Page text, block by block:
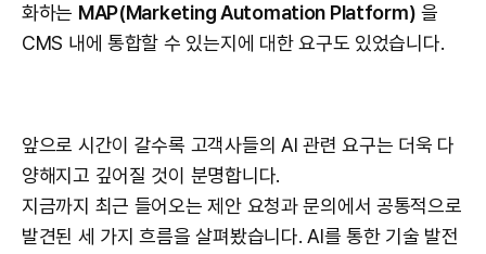
화하는 MAP(Marketing Automation Platform) 을
CMS 내에 통합할 수 있는지에 대한 요구도 있었습니다.
앞으로 시간이 갈수록 고객사들의 AI 관련 요구는 더욱 다
양해지고 깊어질 것이 분명합니다.
지금까지 최근 들어오는 제안 요청과 문의에서 공통적으로
발견된 세 가지 흐름을 살펴봤습니다. AI를 통한 기술 발전